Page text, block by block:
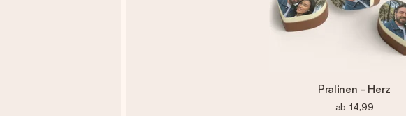
Pralinen - Herz
ab 14,99